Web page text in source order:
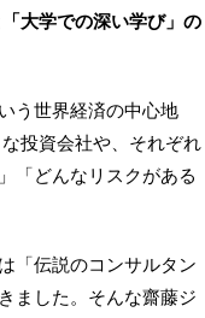
「大学での深い学び」の
う世界経済の中心地
投資会社や、それぞれ
「どんなリスクがある
「伝説のコンサルタン
ました。そんな齋藤ジ